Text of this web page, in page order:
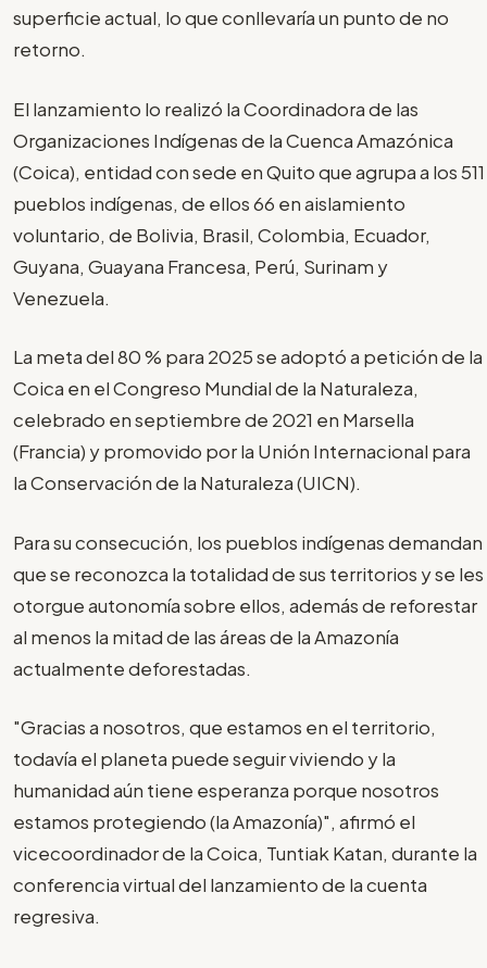
superficie actual, lo que conllevaría un punto de no
retorno.
El lanzamiento lo realizó la Coordinadora de las
Organizaciones Indígenas de la Cuenca Amazónica
(Coica), entidad con sede en Quito que agrupa a los 511
pueblos indígenas, de ellos 66 en aislamiento
voluntario, de Bolivia, Brasil, Colombia, Ecuador,
Guyana, Guayana Francesa, Perú, Surinam y
Venezuela.
La meta del 80 % para 2025 se adoptó a petición de la
Coica en el Congreso Mundial de la Naturaleza,
celebrado en septiembre de 2021 en Marsella
(Francia) y promovido por la Unión Internacional para
la Conservación de la Naturaleza (UICN).
Para su consecución, los pueblos indígenas demandan
que se reconozca la totalidad de sus territorios y se les
otorgue autonomía sobre ellos, además de reforestar
al menos la mitad de las áreas de la Amazonía
actualmente deforestadas.
"Gracias a nosotros, que estamos en el territorio,
todavía el planeta puede seguir viviendo y la
humanidad aún tiene esperanza porque nosotros
estamos protegiendo (la Amazonía)", afirmó el
vicecoordinador de la Coica, Tuntiak Katan, durante la
conferencia virtual del lanzamiento de la cuenta
regresiva.